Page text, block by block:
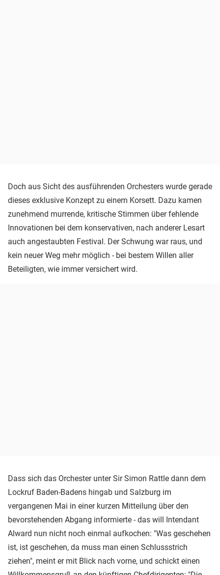
Doch aus Sicht des ausführenden Orchesters wurde gerade
dieses exklusive Konzept zu einem Korsett. Dazu kamen
zunehmend murrende, kritische Stimmen über fehlende
Innovationen bei dem konservativen, nach anderer Lesart
auch angestaubten Festival. Der Schwung war raus, und
kein neuer Weg mehr möglich - bei bestem Willen aller
Beteiligten, wie immer versichert wird.
Dass sich das Orchester unter Sir Simon Rattle dann dem
Lockruf Baden-Badens hingab und Salzburg im
vergangenen Mai in einer kurzen Mitteilung über den
bevorstehenden Abgang informierte - das will Intendant
Alward nun nicht noch einmal aufkochen: "Was geschehen
ist, ist geschehen, da muss man einen Schlussstrich
ziehen", meint er mit Blick nach vorne, und schickt einen